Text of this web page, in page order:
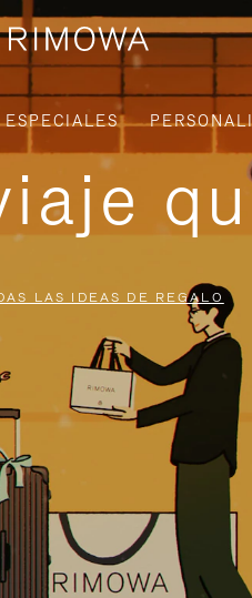
ESPECIALES
LAS IDEAS DE REGALO